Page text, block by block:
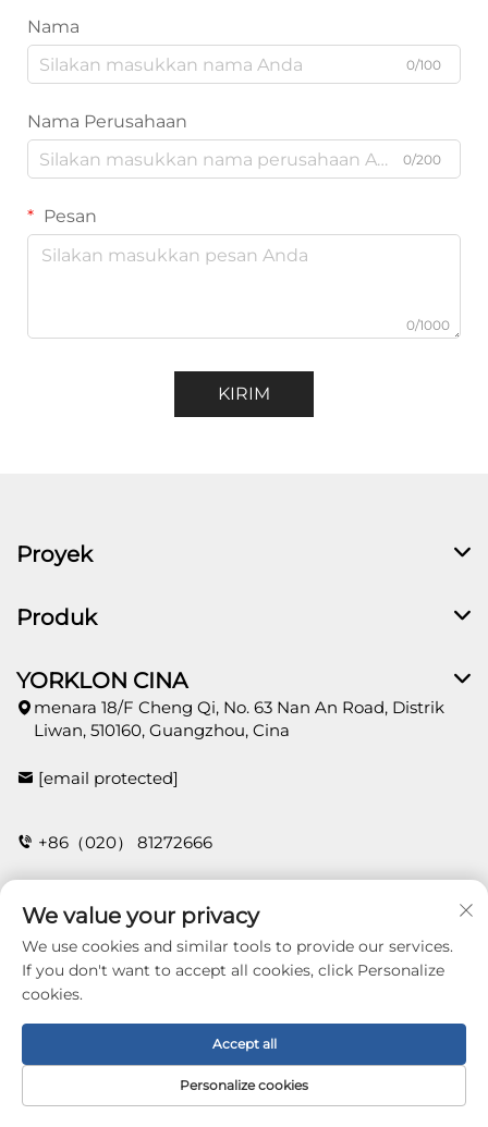
Nama
0/100
Nama Perusahaan
0/200
Pesan
0/1000
KIRIM
Proyek
Produk
YORKLON CINA
menara 18/F Cheng Qi, No. 63 Nan An Road, Distrik
Liwan, 510160, Guangzhou, Cina
[email protected]
+86（020） 81272666
HUBUNGI
Copyright © 2026 Guangzhou Yorklon Wallcoverings
Limited. All right reserved -
We value your privacy
We use cookies and similar tools to provide our services.
If you don't want to accept all cookies, click Personalize
cookies.
Personalize cookies
Accept all